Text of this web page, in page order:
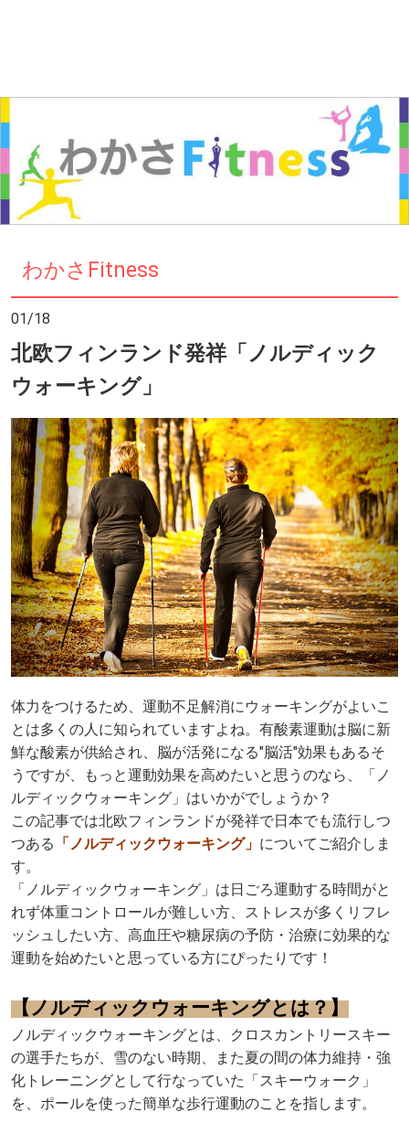
わかさFitness
01/18
北欧フィンランド発祥「ノルディック
ウォーキング」
体力をつけるため、運動不足解消にウォーキングがよいこ
とは多くの人に知られていますよね。有酸素運動は脳に新
鮮な酸素が供給され、脳が活発になる"脳活"効果もあるそ
うですが、もっと運動効果を高めたいと思うのなら、「ノ
ルディックウォーキング」はいかがでしょうか？
この記事では北欧フィンランドが発祥で日本でも流行しつ
つある 「ノルディックウォーキング」 についてご紹介しま
す。
「ノルディックウォーキング」は日ごろ運動する時間がと
れず体重コントロールが難しい方、ストレスが多くリフレ
ッシュしたい方、高血圧や糖尿病の予防・治療に効果的な
運動を始めたいと思っている方にぴったりです！
【ノルディックウォーキングとは？】
ノルディックウォーキングとは、クロスカントリースキー
の選手たちが、雪のない時期、また夏の間の体力維持・強
化トレーニングとして行なっていた「スキーウォーク」
を、ポールを使った簡単な歩行運動のことを指します。